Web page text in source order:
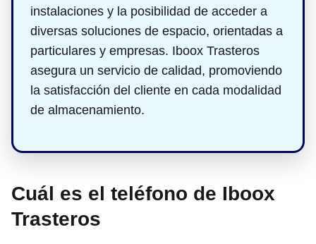
instalaciones y la posibilidad de acceder a
diversas soluciones de espacio, orientadas a
particulares y empresas. Iboox Trasteros
asegura un servicio de calidad, promoviendo
la satisfacción del cliente en cada modalidad
de almacenamiento.
Cuál es el teléfono de Iboox
Trasteros